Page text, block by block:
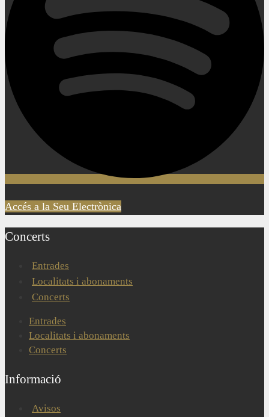
Accés a la Seu Electrònica
Concerts
Entrades
Localitats i abonaments
Concerts
Entrades
Localitats i abonaments
Concerts
Informació
Avisos